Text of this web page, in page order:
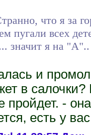
что я за
пугали всех
значит я на
и
в
пройдет. -
есть у